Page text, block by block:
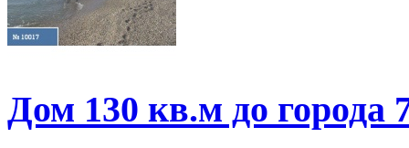
Дом 130 кв.м до города